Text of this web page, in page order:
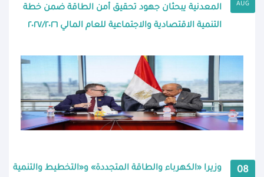
AUG
المعدنية يبحثان جهود تحقيق أمن الطاقة ضمن خطة
التنمية الاقتصادية والاجتماعية للعام المالي ٢٠٢٧/٢٠٢٦
08
وزيرا «الكهرباء والطاقة المتجددة» و«التخطيط والتنمية